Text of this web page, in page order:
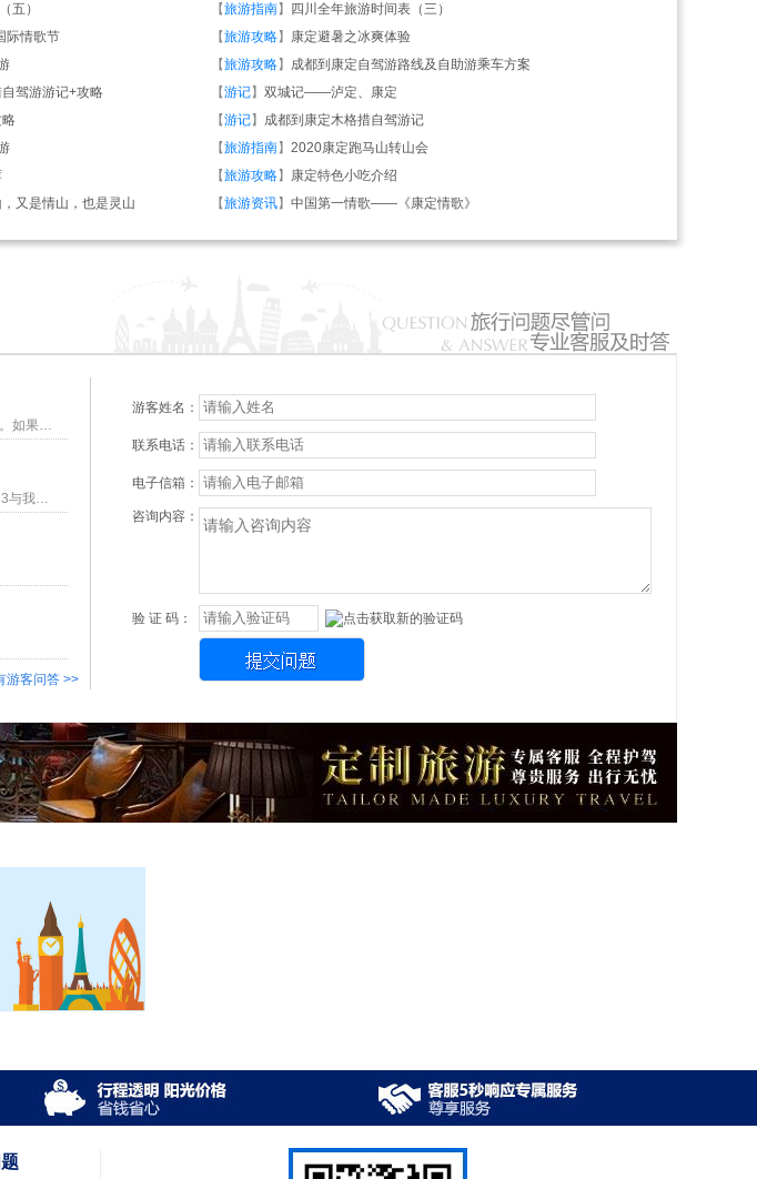
五） 【旅游指南】
四川全年旅游时间表（三）
际情歌节 【旅游攻略】 康定避暑之冰爽体验
【旅游攻略】 成都到康定自驾游路线及自助游乘车方案
驾游游记+攻略 【游记】 双城记——泸定、康定
【游记】 成都到康定木格措自驾游记
【旅游指南】 2020康定跑马山转山会
【旅游攻略】 康定特色小吃介绍
又是情山，也是灵山 【旅游资讯】 中国第一情歌——《康定情歌》
您好，感谢您关注美亚旅行社。一般来说，机场都是有机场大巴到城区的，或者您也可以打车到城区。如果有其他旅游咨询，欢迎来电详询：023-86915123
您好！因为不知道您具体的人数，所以无法为您准确报价，请您确定一下人数，打电话023-86915123与我们联系。
游客问答 >>
游客姓名：
联系电话：
电子信箱：
咨询内容：
验 证 码：